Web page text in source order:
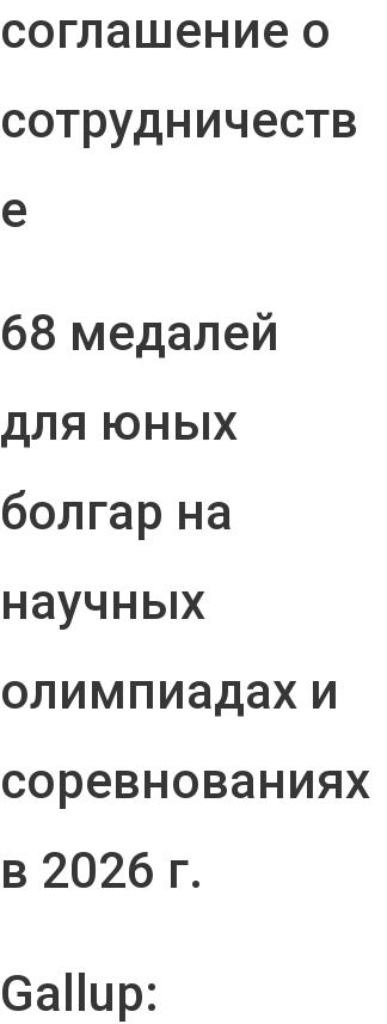
соглашение о
сотрудничеств
е
68 медалей
для юных
болгар на
научных
олимпиадах и
соревнованиях
в 2026 г.
Gallup: